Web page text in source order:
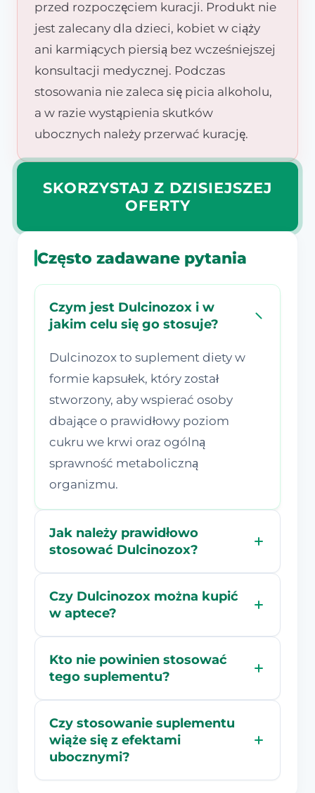
przed rozpoczęciem kuracji. Produkt nie
jest zalecany dla dzieci, kobiet w ciąży
ani karmiących piersią bez wcześniejszej
konsultacji medycznej. Podczas
stosowania nie zaleca się picia alkoholu,
a w razie wystąpienia skutków
ubocznych należy przerwać kurację.
SKORZYSTAJ Z DZISIEJSZEJ
OFERTY
Często zadawane pytania
Czym jest Dulcinozox i w
jakim celu się go stosuje?
Dulcinozox to suplement diety w
formie kapsułek, który został
stworzony, aby wspierać osoby
dbające o prawidłowy poziom
cukru we krwi oraz ogólną
sprawność metaboliczną
organizmu.
Jak należy prawidłowo
stosować Dulcinozox?
Czy Dulcinozox można kupić
w aptece?
Kto nie powinien stosować
tego suplementu?
Czy stosowanie suplementu
wiąże się z efektami
ubocznymi?